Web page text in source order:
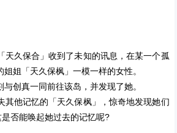
天久保合」收到了未知的讯息，在某一个孤
姐「天久保枫」一模一样的女性。
创真一同前往该岛，并发现了她。
其他记忆的「天久保枫」，惊奇地发现她们
否能唤起她过去的记忆呢?